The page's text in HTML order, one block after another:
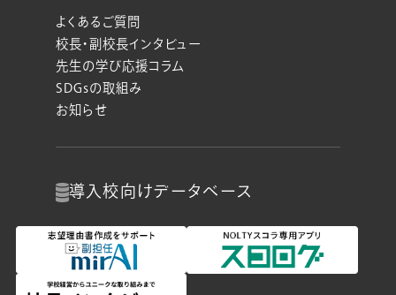
よくあるご質問
校長・副校長インタビュー
先生の学び応援コラム
SDGsの取組み
お知らせ
導入校向けデータベース